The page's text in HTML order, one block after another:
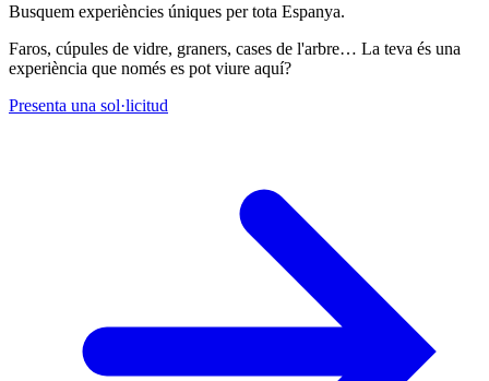
Busquem experiències úniques per tota Espanya.
Faros, cúpules de vidre, graners, cases de l'arbre… La teva és una
experiència que només es pot viure aquí?
Presenta una sol·licitud